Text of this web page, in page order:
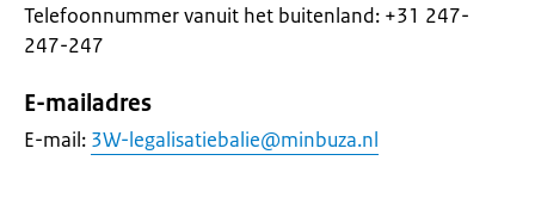
Telefoonnummer vanuit het buitenland: +31 247-
247-247
E-mailadres
E-mail: 3W-legalisatiebalie@minbuza.nl